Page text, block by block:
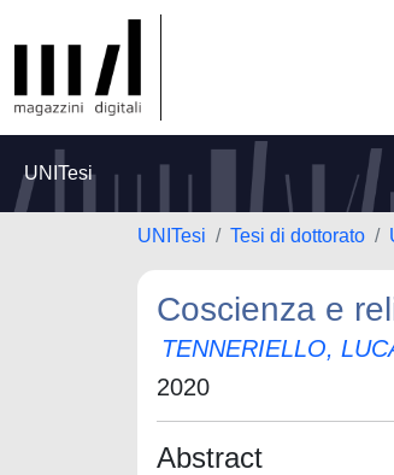
UNITesi
UNITesi Tesi di dottorato
Coscienza e
TENNERIELLO,
2020
Abstract